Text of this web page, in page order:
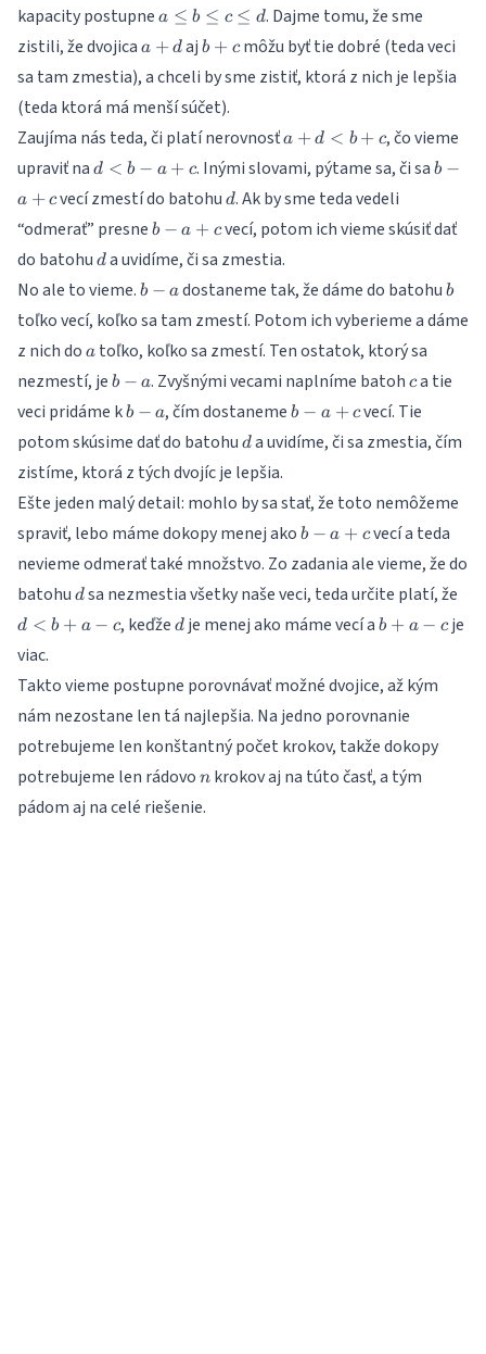
kapacity postupne a\leq
b\leq
c\leq
d
a ≤ b ≤ c ≤ d. Dajme tomu, že sme
zistili, že dvojica a
d
a + dajb
c
b + cmôžu byť tie dobré (teda veci
sa tam zmestia), a chceli by sme zistiť, ktorá z nich je lepšia
(teda ktorá má menší súčet).
Zaujíma nás teda, či platí nerovnosťa
d
<
b
c
a + d < b + c, čo vieme
upraviť na d
b
-
a
c
d < b − a + c. Inými slovami, pýtame sa, či sab
+
b −
a + cvecí zmestí do batohud
d. Ak by sme teda vedeli
“odmerať” presne b
-
a
+
c
b − a + cvecí, potom ich vieme skúsiť dať
do batohu d
da uvidíme, či sa zmestia.
No ale to vieme. b
a
b − adostaneme tak, že dáme do batohub
b
toľko vecí, koľko sa tam zmestí. Potom ich vyberieme a dáme
z nich do a
a toľko, koľko sa zmestí. Ten ostatok, ktorý sa
nezmestí, je b
a
b − a. Zvyšnými vecami naplníme batohc
ca tie
veci pridáme kb
a
b − a, čím dostanemeb
a
c
b − a + cvecí. Tie
potom skúsime dať do batohu d
da uvidíme, či sa zmestia, čím
zistíme, ktorá z tých dvojíc je lepšia.
Ešte jeden malý detail: mohlo by sa stať, že toto nemôžeme
spraviť, lebo máme dokopy menej ako b
a
+
c
b − a + cvecí a teda
nevieme odmerať také množstvo. Zo zadania ale vieme, že do
batohu d
dsa nezmestia všetky naše veci, teda určite platí, že
b
d < b + a − c, keďžed
d je menej ako máme vecí ab
-
c
b + a − cje
viac.
Takto vieme postupne porovnávať možné dvojice, až kým
nám nezostane len tá najlepšia. Na jedno porovnanie
potrebujeme len konštantný počet krokov, takže dokopy
potrebujeme len rádovo n
n krokov aj na túto časť, a tým
pádom aj na celé riešenie.